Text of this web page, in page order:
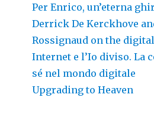
Per Enrico, un’eterna
Derrick De Kerckhove
Rossignaud on the
Internet e l’Io diviso. La
sé nel mondo digitale
Upgrading to Heaven